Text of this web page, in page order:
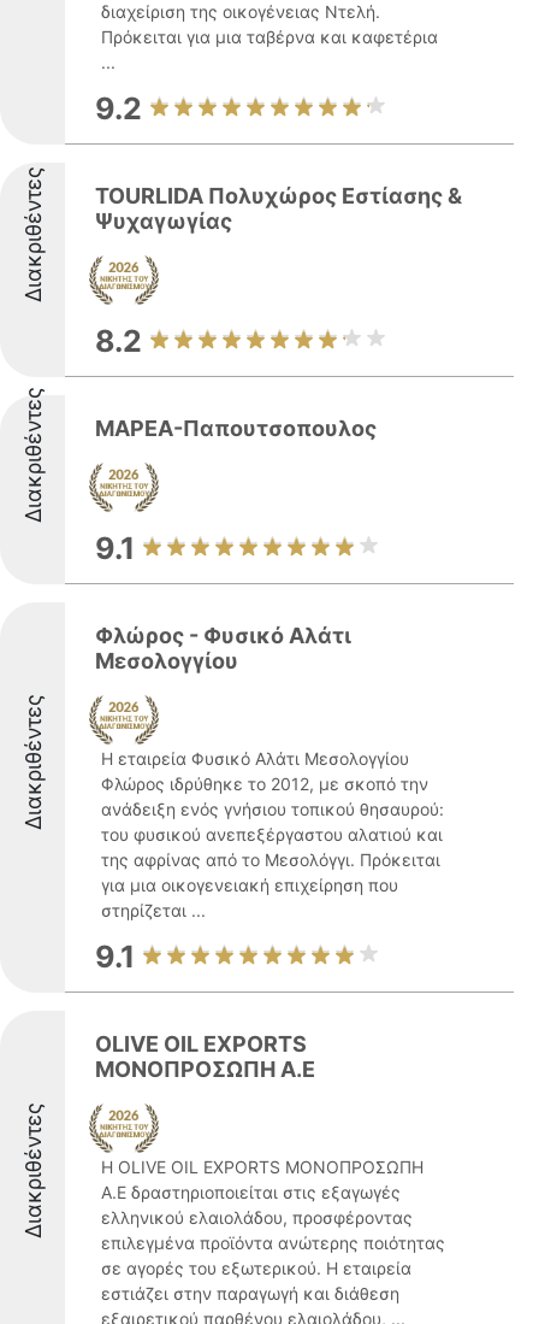
διαχείριση της οικογένειας Ντελή.
Πρόκειται για μια ταβέρνα και καφετέρια
...
9.2
Διακριθέντες
TOURLIDA Πολυχώρος Εστίασης &
Ψυχαγωγίας
8.2
Διακριθέντες ΜΑΡΕΑ-Παπουτσοπουλος
9.1
Διακριθέντες
Φλώρος - Φυσικό Αλάτι
Μεσολογγίου
Η εταιρεία Φυσικό Αλάτι Μεσολογγίου
Φλώρος ιδρύθηκε το 2012, με σκοπό την
ανάδειξη ενός γνήσιου τοπικού θησαυρού:
του φυσικού ανεπεξέργαστου αλατιού και
της αφρίνας από το Μεσολόγγι. Πρόκειται
για μια οικογενειακή επιχείρηση που
στηρίζεται ...
9.1
Διακριθέντες
OLIVE OIL EXPORTS
ΜΟΝΟΠΡΟΣΩΠΗ Α.Ε
Η OLIVE OIL EXPORTS ΜΟΝΟΠΡΟΣΩΠΗ
Α.Ε δραστηριοποιείται στις εξαγωγές
ελληνικού ελαιολάδου, προσφέροντας
επιλεγμένα προϊόντα ανώτερης ποιότητας
σε αγορές του εξωτερικού. Η εταιρεία
εστιάζει στην παραγωγή και διάθεση
εξαιρετικού παρθένου ελαιολάδου, ...